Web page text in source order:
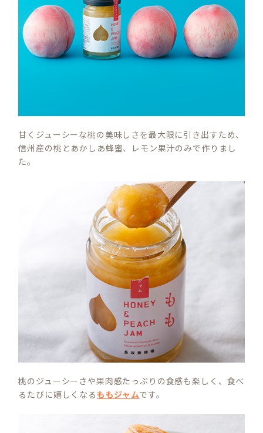
甘くジューシーな桃の美味しさを最大限に引き出すため、
信州産の桃とあかしあ蜂蜜、レモン果汁のみで作りまし
た。
桃のジューシーさや果肉感たっぷりの食感も楽しく、食べ
るたびに嬉しくなる ももジャムです。